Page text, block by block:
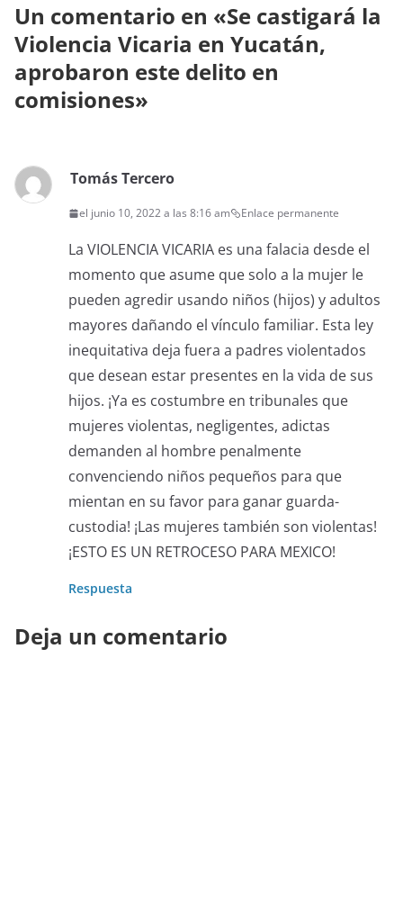
Un comentario en «Se castigará la
Violencia Vicaria en Yucatán,
aprobaron este delito en
comisiones»
Tomás Tercero
el junio 10, 2022 a las 8:16 am Enlace permanente
La VIOLENCIA VICARIA es una falacia desde el
momento que asume que solo a la mujer le
pueden agredir usando niños (hijos) y adultos
mayores dañando el vínculo familiar. Esta ley
inequitativa deja fuera a padres violentados
que desean estar presentes en la vida de sus
hijos. ¡Ya es costumbre en tribunales que
mujeres violentas, negligentes, adictas
demanden al hombre penalmente
convenciendo niños pequeños para que
mientan en su favor para ganar guarda-
custodia! ¡Las mujeres también son violentas!
¡ESTO ES UN RETROCESO PARA MEXICO!
Respuesta
Deja un comentario